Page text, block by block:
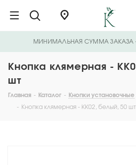
МИНИМАЛЬНАЯ СУММА ЗАКАЗА
Кнопка клямерная -
шт
Главная - Каталог - Кнопки установочные
- Кнопка клямерная - KK02, белый, 50 шт